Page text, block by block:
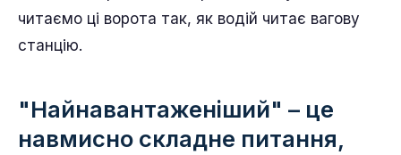
читаємо ці ворота так, як водій читає вагову
станцію.
"Найнавантаженіший" – це
навмисно складне питання,